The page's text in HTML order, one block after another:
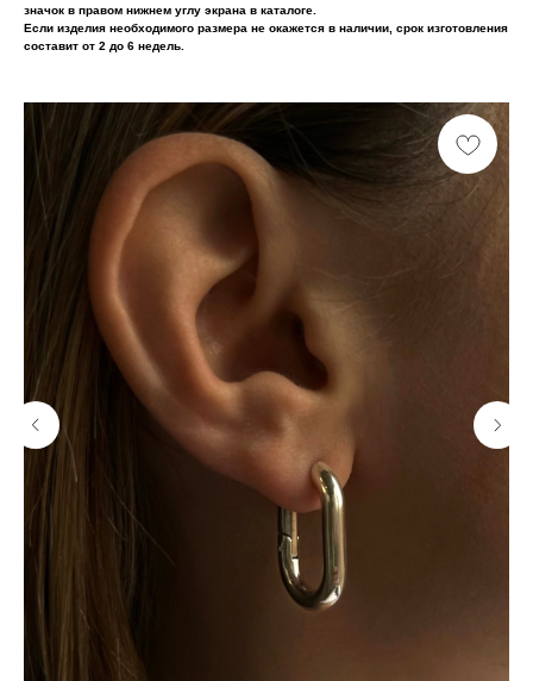
значок в правом нижнем углу экрана в каталоге.
Если изделия необходимого размера не окажется в наличии, срок изготовления
составит от 2 до 6 недель.